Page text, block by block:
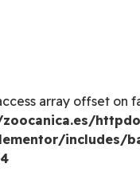
array offset on
includes/